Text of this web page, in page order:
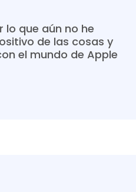
lo que aún no he
de las cosas y
el mundo de Apple